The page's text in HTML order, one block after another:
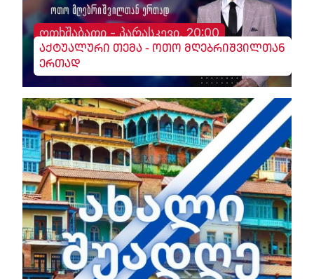
ოთხშაბათი - პარასკევი, 20:00
აქტუალური თემა - ოთო მღებრიშვილთან
ერთად